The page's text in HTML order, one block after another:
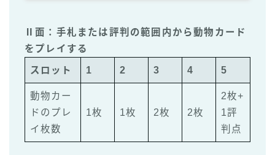
Ⅱ面：手札または評判の範囲内から動物カード
をプレイする
スロット 1 2 3 4 5
動物カー
ドのプレ
イ枚数
1枚 1枚 2枚 2枚
2枚+
1評
判点